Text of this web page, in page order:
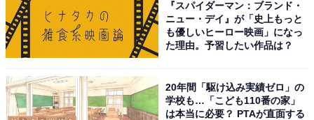
画像出典：テレビ朝日『家政夫のミタゾノ』公式サイト
『スパイダーマン：ブランド・
ニュー・デイ』が「史上もっと
も優しいヒーロー映画」になっ
た理由。予習したい作品は？
20年間「駆け込み実績ゼロ」の
学校も…「こども110番の家」
は本当に必要？ PTAが直面する